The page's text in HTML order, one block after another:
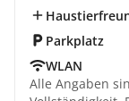
Parkplatz
WLAN
Alle Angaben